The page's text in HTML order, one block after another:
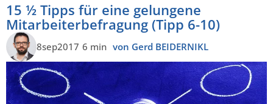
15 ½ Tipps für eine gelungene
Mitarbeiterbefragung (Tipp 6-10)
8sep2017 6 min von Gerd BEIDERNIKL